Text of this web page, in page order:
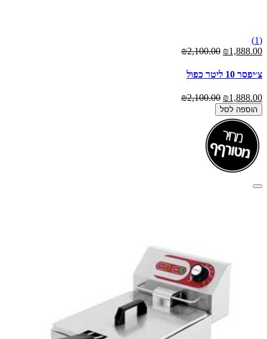
(1)
₪1,888.00
₪2,100.00
צ׳יפסר 10 ליטר כפול
₪1,888.00
₪2,100.00
הוספה לסל